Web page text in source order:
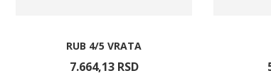
RUB 4/5 VRATA
7.664,13 RSD